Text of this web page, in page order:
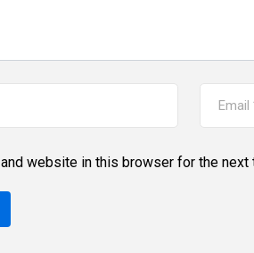
website in this browser for the next